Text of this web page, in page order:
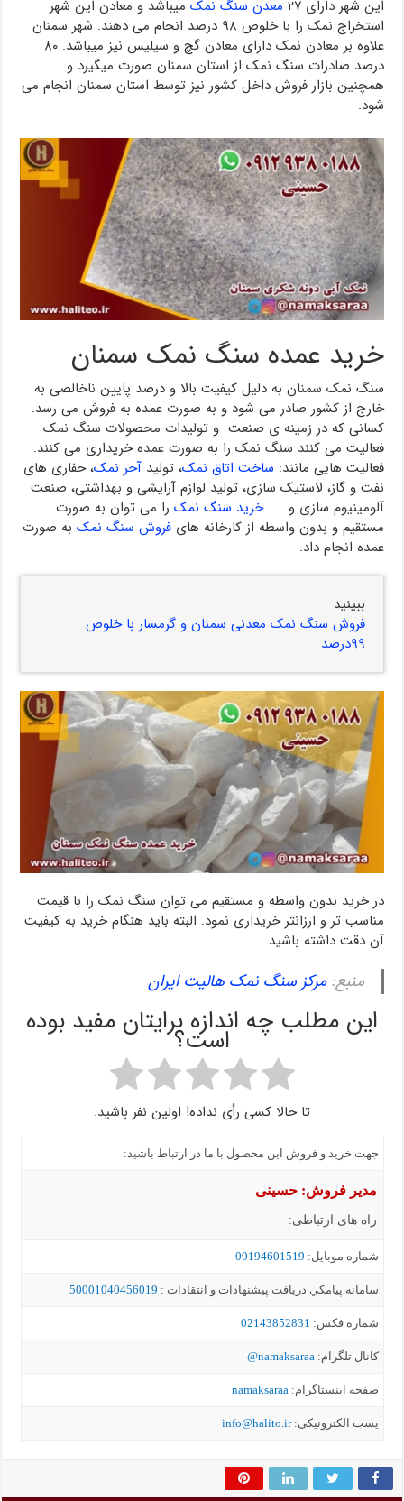
این شهر دارای ۲۷
معدن سنگ نمک میباشد و معادن این شهر
استخراج نمک را با خلوص ۹۸ درصد انجام می دهند. شهر سمنان
علاوه بر معادن نمک دارای معادن گچ و سیلیس نیز میباشد. ۸۰
درصد صادرات سنگ نمک از استان سمنان صورت میگیرد و
همچنین بازار فروش داخل کشور نیز توسط استان سمنان انجام می
شود.
خرید عمده سنگ نمک سمنان
سنگ نمک سمنان به دلیل کیفیت بالا و درصد پایین ناخالصی به
خارج از کشور صادر می شود و به صورت عمده به فروش می رسد.
کسانی که در زمینه ی صنعت و تولیدات محصولات سنگ نمک
فعالیت می کنند سنگ نمک را به صورت عمده خریداری می کنند.
فعالیت هایی مانند: ساخت اتاق نمک، تولیدآجر نمک، حفاری های
نفت و گاز، لاستیک سازی، تولید لوازم آرایشی و بهداشتی، صنعت
آلومینیوم سازی و … .خرید سنگ نمک را می توان به صورت
مستقیم و بدون واسطه از کارخانه هایفروش سنگ نمک به صورت
عمده انجام داد.
ببینید
فروش سنگ نمک معدنی سمنان و گرمسار با خلوص
۹۹درصد
در خرید بدون واسطه و مستقیم می توان سنگ نمک را با قیمت
مناسب تر و ارزانتر خریداری نمود. البته باید هنگام خرید به کیفیت
آن دقت داشته باشید.
منبع:مرکز سنگ نمک هالیت ایران
این مطلب چه اندازه برایتان مفید بوده
است؟
تا حالا کسی رأی نداده! اولین نفر باشید.
جهت خرید و فروش این محصول با ما در ارتباط باشید:
مدیر فروش: حسینی
راه های ارتباطی:
شماره موبايل: 09194601519
سامانه پيامکي دریافت پیشنهادات و انتقادات : 50001040456019
شماره فکس: 02143852831
کانال تلگرام:namaksaraa@
صفحه اینستاگرام:namaksaraa
یست الکترونیکی:info@halito.ir